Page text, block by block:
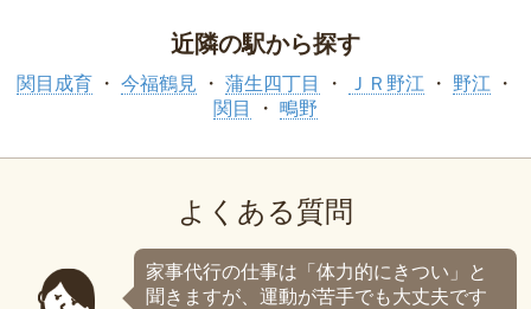
近隣の駅から探す
関目成育 今福鶴見 蒲生四丁目 ＪＲ野江
野江
関目
鴫野
よくある質問
家事代行の仕事は「体力的にきつい」と
聞きますが、運動が苦手でも大丈夫です